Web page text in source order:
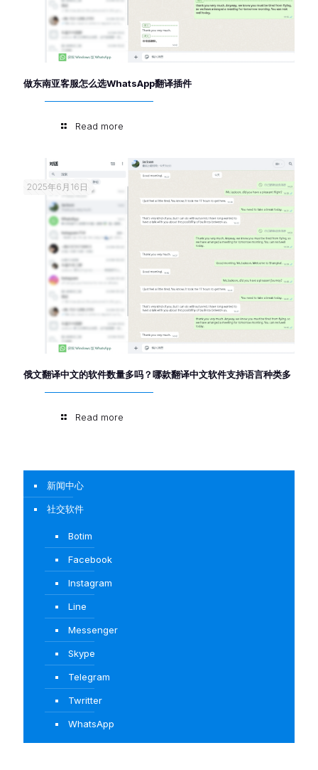
做东南亚客服怎么选WhatsApp翻译插件
Read more
2025年6月16日
俄文翻译中文的软件数量多吗？哪款翻译中文软件支持语言种类多
Read more
新闻中心
社交软件
Botim
Facebook
Instagram
Line
Messenger
Skype
Telegram
Twritter
WhatsApp